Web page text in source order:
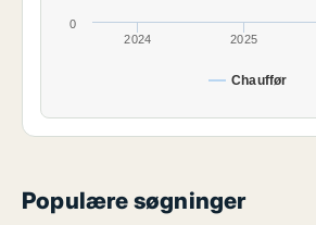
Chauffør
2024 2025
0
Populære søgninger